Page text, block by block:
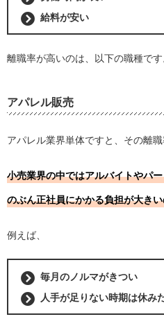
給料が安い
離職率が高いのは、以下の職種です
アパレル販売
アパレル業界単体ですと、その離
小売業界の中ではアルバイトやパ
のぶん正社員にかかる負担が大き
例えば、
毎月のノルマがきつい
人手が足りない時期は休み